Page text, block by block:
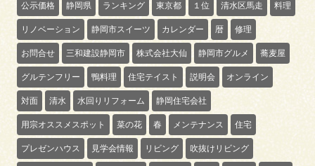
公示価格 静岡県 ランキング 東京都 １位 清水区馬走 料理
リノベーション 静岡市スイーツ カレンダー 暦 修理
お問合せ 三和建設静岡市 株式会社大仙 静岡市グルメ 蕎麦屋
グルテンフリー 鴨料理 住宅テイスト 説明会 オンライン
対面 清水 水回りリフォーム 静岡住宅会社
用宗オススメスポット 菜の花 春 メンテナンス 住宅
プレゼンハウス 見学会情報 リビング 吹抜けリビング